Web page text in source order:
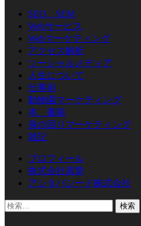
SEO、SEM
Webサービス
Webマーケティング
アクセス解析
ソーシャルメディア
人生について
仕事術
動物園マーケティング
本、書籍
身の回りマーケティング
雑記
プロフィール
株式会社真摯
アシタバシード株式会社
検